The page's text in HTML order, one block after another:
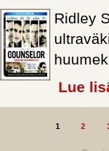
Ridley
Lue
1 2